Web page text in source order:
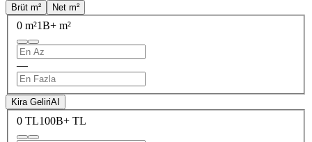
Brüt m²
Net m²
0 m²1B+ m²
—
Kira GeliriAI
0 TL100B+ TL